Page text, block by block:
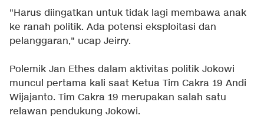
"Harus diingatkan untuk tidak lagi membawa anak
ke ranah politik. Ada potensi eksploitasi dan
pelanggaran," ucap Jeirry.
Polemik Jan Ethes dalam aktivitas politik Jokowi
muncul pertama kali saat Ketua Tim Cakra 19 Andi
Wijajanto. Tim Cakra 19 merupakan salah satu
relawan pendukung Jokowi.